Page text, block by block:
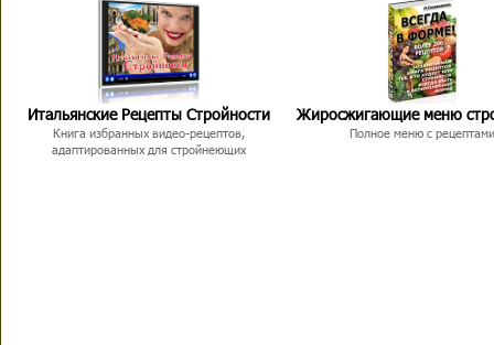
Итальянские Рецепты Стройности
Книга избранных видео-рецептов,
адаптированных для стройнеющих
Жиросжигающие меню
Полное меню с рецептами